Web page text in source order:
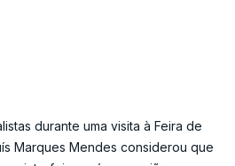
durante uma visita à Feira de
Marques Mendes considerou que